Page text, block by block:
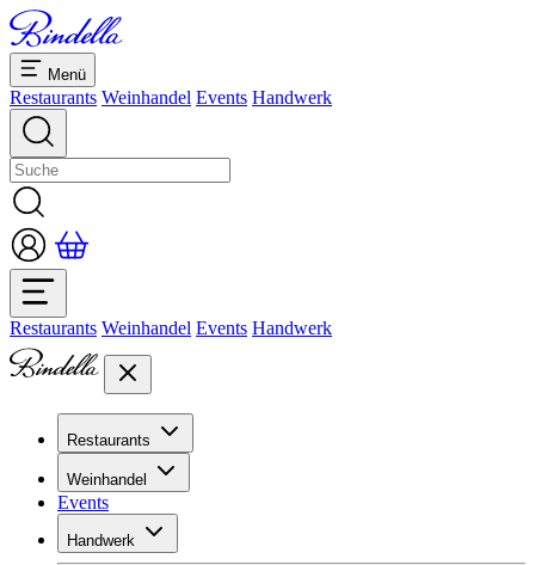
Menü
Restaurants Weinhandel Events Handwerk
Restaurants Weinhandel Events Handwerk
Restaurants
Übersicht Restaurants
Bankette & Events
Dolcezze
Weinhandel
Übersicht
Sortiment
Events
Handwerk